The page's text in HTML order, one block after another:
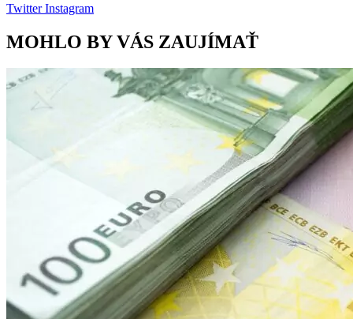
TwitterInstagram
MOHLO BY VÁS ZAUJÍMAŤ